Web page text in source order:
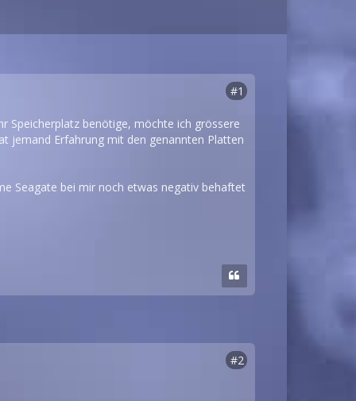
#1
Speicherplatz benötige, möchte ich grössere
jemand Erfahrung mit den genannten Platten
Seagate bei mir noch etwas negativ behaftet
#2